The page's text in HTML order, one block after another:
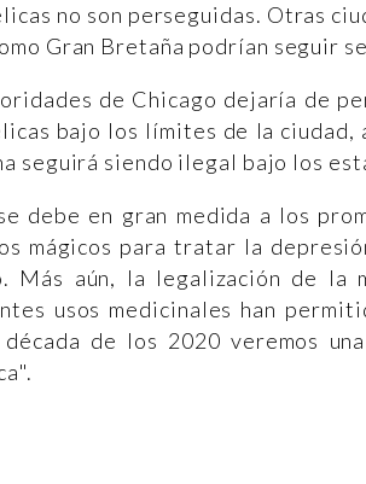
no son perseguidas. Otras
Gran Bretaña podrían seguir
de Chicago dejaría de
bajo los límites de la ciudad,
seguirá siendo ilegal bajo los
debe en gran medida a los
mágicos para tratar la
Más aún, la legalización de la
usos medicinales han
de los 2020 veremos